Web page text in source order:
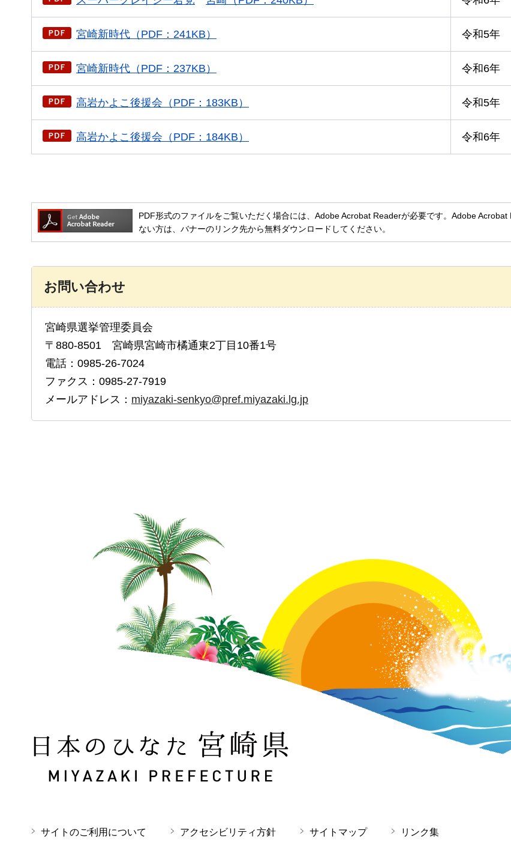
宮崎新時代（PDF：241KB） 令和5年
宮崎新時代（PDF：237KB） 令和6年
高岩かよこ後援会（PDF：183KB） 令和5年
高岩かよこ後援会（PDF：184KB） 令和6年
PDF形式のファイルをご覧いただく場合には、Adobe Acrobat Readerが必要です。Adobe
ない方は、バナーのリンク先から無料ダウンロードしてください。
お問い合わせ
宮崎県選挙管理委員会
〒880-8501 宮崎県宮崎市橘通東2丁目10番1号
電話：0985-26-7024
ファクス：0985-27-7919
メールアドレス： miyazaki-senkyo@pref.miyazaki.lg.jp
日本のひなた 宮崎県 MIYAZAKI PREFECTURE
サイトのご利用について アクセシビリティ方針 サイトマップ リンク集